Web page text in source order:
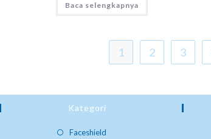
Baca selengkapnya
1 2 3
Kategori
Faceshield